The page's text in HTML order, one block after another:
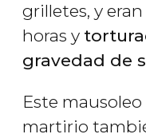
grilletes, y
horas y
gravedad de
Este
martirio